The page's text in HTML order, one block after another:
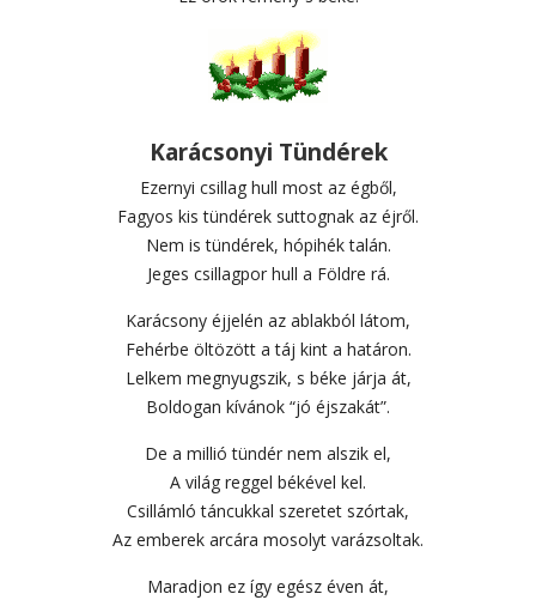
Karácsonyi Tündérek
Ezernyi csillag hull most az égből,
Fagyos kis tündérek suttognak az éjről.
Nem is tündérek, hópihék talán.
Jeges csillagpor hull a Földre rá.
Karácsony éjjelén az ablakból látom,
Fehérbe öltözött a táj kint a határon.
Lelkem megnyugszik, s béke járja át,
Boldogan kívánok “jó éjszakát”.
De a millió tündér nem alszik el,
A világ reggel békével kel.
Csillámló táncukkal szeretet szórtak,
Az emberek arcára mosolyt varázsoltak.
Maradjon ez így egész éven át,